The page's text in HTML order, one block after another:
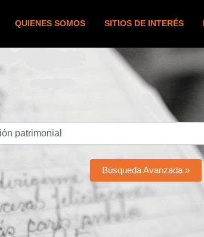
QUIENES SOMOS SITIOS DE INTERÉS
Búsqueda Avanzada »